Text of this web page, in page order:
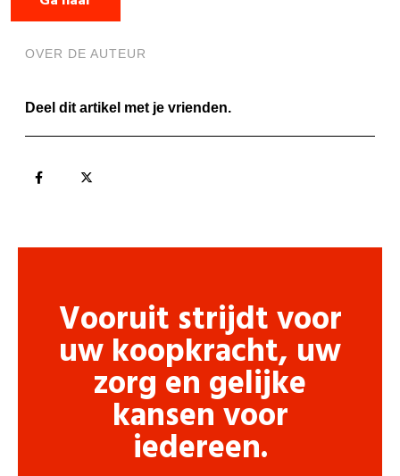
OVER DE AUTEUR
Deel dit artikel met je vrienden.
Vooruit strijdt voor
uw koopkracht, uw
zorg en gelijke
kansen voor
iedereen.